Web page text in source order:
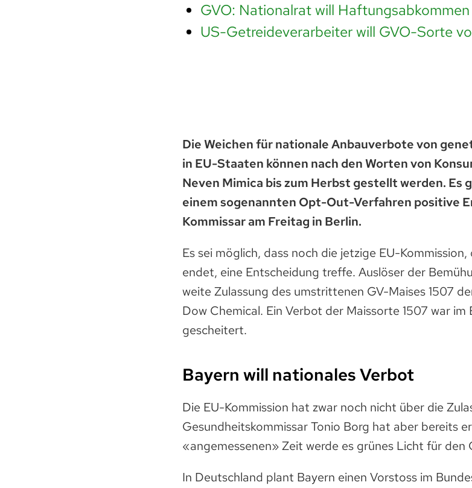
GVO: Nationalrat will Haftungsabkommen
US-Getreideverarbeiter will GVO-Sorte
Die Weichen für nationale Anbauverbote von
in EU-Staaten können nach den Worten von
Neven Mimica bis zum Herbst gestellt werden. Es
einem sogenannten Opt-Out-Verfahren positive
Kommissar am Freitag in Berlin.
Es sei möglich, dass noch die jetzige EU-
endet, eine Entscheidung treffe. Auslöser der
weite Zulassung des umstrittenen GV-Maises 1507
Dow Chemical. Ein Verbot der Maissorte 1507 war
gescheitert.
Bayern will nationales Verbot
Die EU-Kommission hat zwar noch nicht über die
Gesundheitskommissar Tonio Borg hat aber bereits
«angemessenen» Zeit werde es grünes Licht für den
In Deutschland plant Bayern einen Vorstoss im